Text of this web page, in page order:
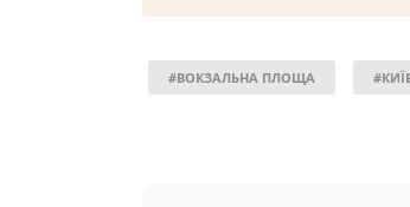
#ВОКЗАЛЬНА ПЛОЩА